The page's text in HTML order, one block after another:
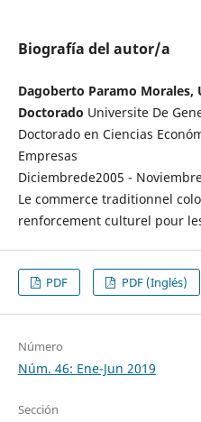
Biografía del autor/a
Dagoberto Paramo
Doctorado Universite De
Doctorado en Ciencias
Empresas
Diciembrede2005 -
Le commerce traditionnel
renforcement culturel pour
PDF PDF (Inglés)
Número
Núm. 46: Ene-Jun 2019
Sección